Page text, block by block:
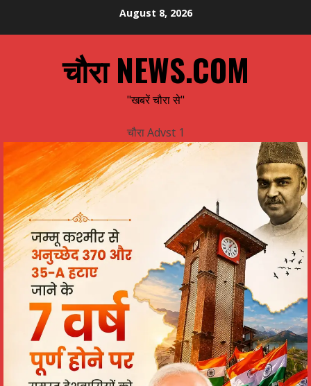
August 8, 2026
चौरा NEWS.COM
"खबरें चौरा से"
चौरा Advst 1